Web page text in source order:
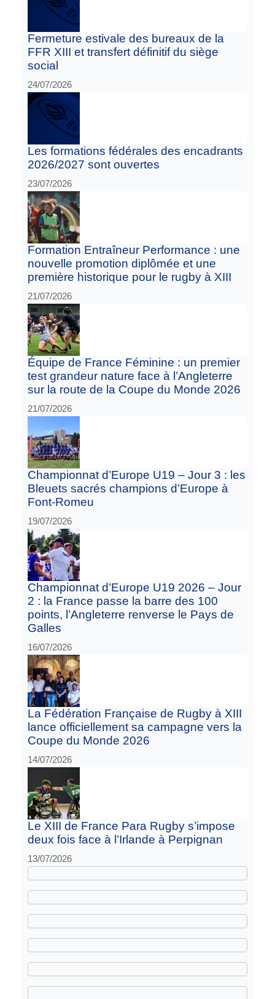
Fermeture estivale des bureaux de la
FFR XIII et transfert définitif du siège
social
24/07/2026
Les formations fédérales des encadrants
2026/2027 sont ouvertes
23/07/2026
Formation Entraîneur Performance : une
nouvelle promotion diplômée et une
première historique pour le rugby à XIII
21/07/2026
Équipe de France Féminine : un premier
test grandeur nature face à l’Angleterre
sur la route de la Coupe du Monde 2026
21/07/2026
Championnat d’Europe U19 – Jour 3 : les
Bleuets sacrés champions d’Europe à
Font-Romeu
19/07/2026
Championnat d’Europe U19 2026 – Jour
2 : la France passe la barre des 100
points, l’Angleterre renverse le Pays de
Galles
16/07/2026
La Fédération Française de Rugby à XIII
lance officiellement sa campagne vers la
Coupe du Monde 2026
14/07/2026
Le XIII de France Para Rugby s’impose
deux fois face à l’Irlande à Perpignan
13/07/2026